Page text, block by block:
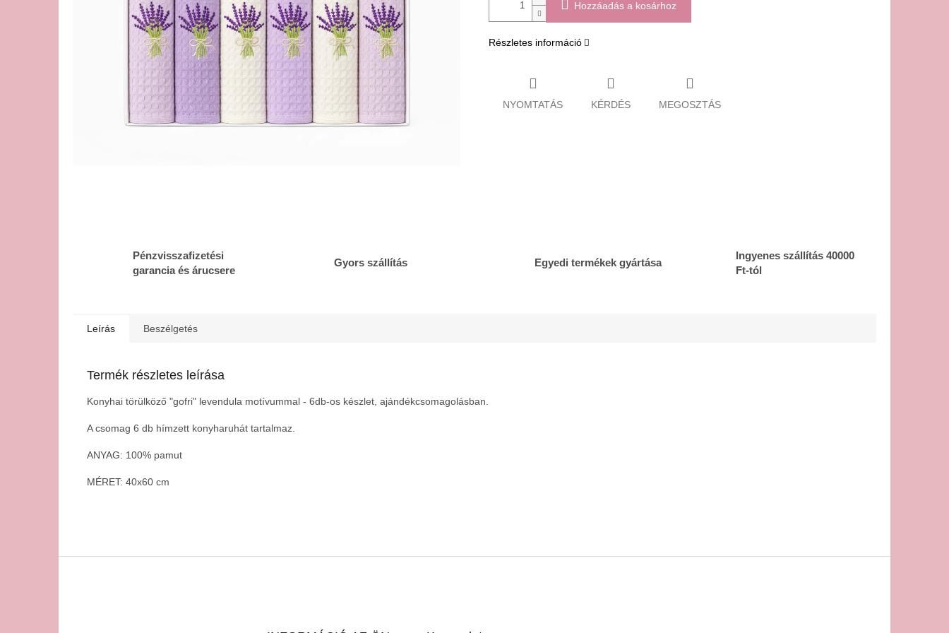
Hozzáadás a kosárhoz
Részletes információ
NYOMTATÁS KÉRDÉS MEGOSZTÁS
Pénzvisszafizetési
garancia és árucsere
Gyors szállítás Egyedi termékek gyártása
Ingyenes szállítás 40000
Ft-tól
Leírás Beszélgetés
Termék részletes leírása
Konyhai törülköző "gofri" levendula motívummal - 6db-os készlet, ajándékcsomagolásban.
A csomag 6 db hímzett konyharuhát tartalmaz.
ANYAG: 100% pamut
MÉRET: 40x60 cm